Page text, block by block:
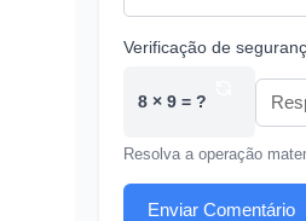
Verificação de
8 × 9 = ?
Resolva a operação
Enviar Comentário